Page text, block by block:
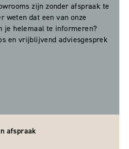
zijn zonder afspraak te
weten dat een van onze
je helemaal te informeren?
en vrijblijvend adviesgesprek
afspraak